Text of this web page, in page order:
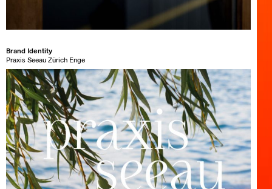
Brand Identity
Praxis Seeau Zürich Enge